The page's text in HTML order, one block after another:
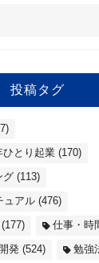
投稿タグ
ひとり起業 (170)
グ (113)
ュアル (476)
(177) 仕事・時
発 (524) 勉強